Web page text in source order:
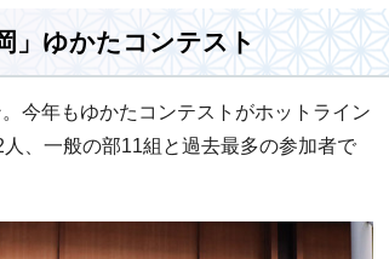
」ゆかたコンテスト
今年もゆかたコンテストがホットライン
、一般の部11組と過去最多の参加者で